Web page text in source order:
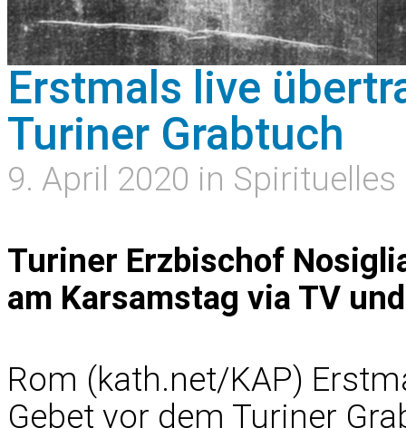
Erstmals live
Turiner Grabtuch
9. April 2020 in Spirituelles
Turiner Erzbischof
am Karsamstag via TV
Rom (kath.net/KAP)
Gebet vor dem Turiner